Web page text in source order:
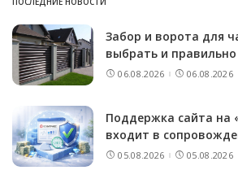
Забор и ворота для
выбрать и
06.08.2026 06.08.2026
Поддержка сайта на
входит в
05.08.2026 05.08.2026